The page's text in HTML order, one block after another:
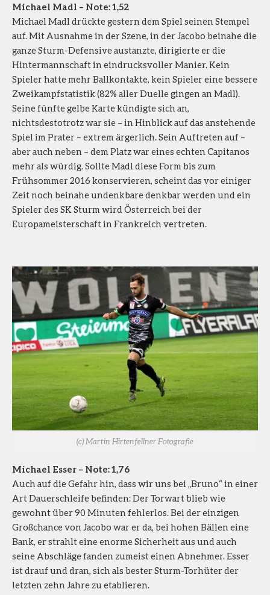
Michael Madl – Note: 1,52
Michael Madl drückte gestern dem Spiel seinen Stempel
auf. Mit Ausnahme in der Szene, in der Jacobo beinahe die
ganze Sturm-Defensive austanzte, dirigierte er die
Hintermannschaft in eindrucksvoller Manier. Kein
Spieler hatte mehr Ballkontakte, kein Spieler eine bessere
Zweikampfstatistik (82% aller Duelle gingen an Madl).
Seine fünfte gelbe Karte kündigte sich an,
nichtsdestotrotz war sie – in Hinblick auf das anstehende
Spiel im Prater – extrem ärgerlich. Sein Auftreten auf –
aber auch neben – dem Platz war eines echten Capitanos
mehr als würdig. Sollte Madl diese Form bis zum
Frühsommer 2016 konservieren, scheint das vor einiger
Zeit noch beinahe undenkbare denkbar werden und ein
Spieler des SK Sturm wird Österreich bei der
Europameisterschaft in Frankreich vertreten.
(c) Martin Hirtenfellner Fotografie
Michael Esser – Note: 1,76
Auch auf die Gefahr hin, dass wir uns bei „Bruno“ in einer
Art Dauerschleife befinden: Der Torwart blieb wie
gewohnt über 90 Minuten fehlerlos. Bei der einzigen
Großchance von Jacobo war er da, bei hohen Bällen eine
Bank, er strahlt eine enorme Sicherheit aus und auch
seine Abschläge fanden zumeist einen Abnehmer. Esser
ist drauf und dran, sich als bester Sturm-Torhüter der
letzten zehn Jahre zu etablieren.